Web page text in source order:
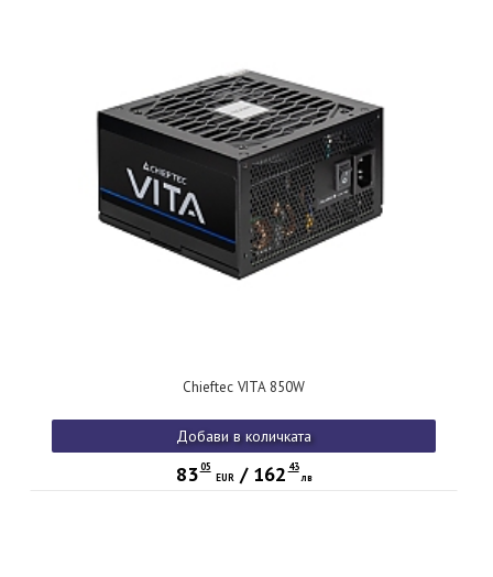
Chieftec VITA 850W
Добави в количката
83 05
EUR/ 162 43
лв